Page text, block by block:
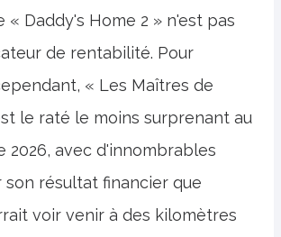
« Daddy's Home 2 » n'est pas
de rentabilité. Pour
« Les Maîtres de
le raté le moins surprenant au
2026, avec d'innombrables
son résultat financier que
voir venir à des kilomètres